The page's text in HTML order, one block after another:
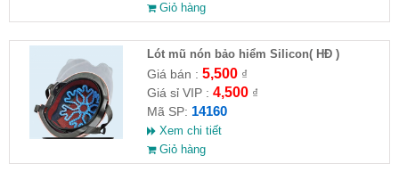
Giỏ hàng
Lót mũ nón bảo hiểm Silicon( HĐ )
Giá bán : 5,500₫
Giá sỉ VIP : 4,500₫
Mã SP: 14160
Xem chi tiết
Giỏ hàng